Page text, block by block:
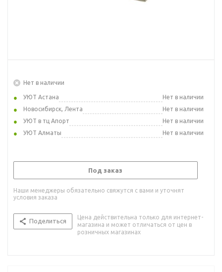
Нет в наличии
УЮТ Астана
Нет в наличии
Новосибирск, Лента
Нет в наличии
УЮТ в тц Апорт
Нет в наличии
УЮТ Алматы
Нет в наличии
Под заказ
Наши менеджеры обязательно свяжутся с вами и уточнят
условия заказа
Поделиться
Цена действительна только для интернет-
магазина и может отличаться от цен в
розничных магазинах